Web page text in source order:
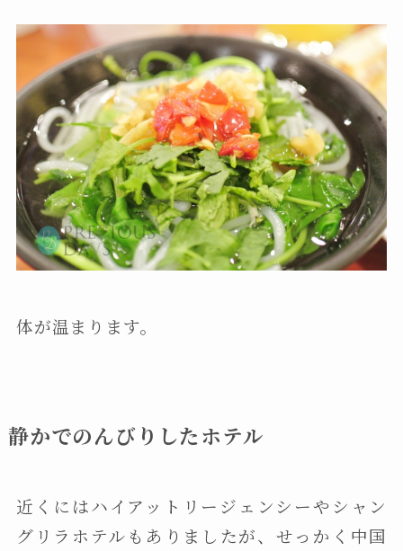
体が温まります。
静かでのんびりしたホテル
近くにはハイアットリージェンシーやシャン
グリラホテルもありましたが、せっかく中国